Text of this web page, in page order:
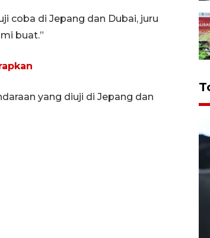
coba di Jepang dan Dubai, juru
buat.”
yang diuji di Jepang dan